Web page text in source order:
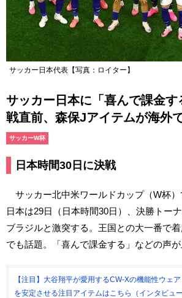
サッカー日本代表【写真：ロイター】
サッカー日本に「喜んで課金
戦直前、森保Jアイテムが海外
サッカーW杯
日本時間30日に決戦
サッカー北中米ワールドカップ（W杯）
日本は29日（日本時間30日）、決勝トー
ブラジルと激突する。王国との大一番で
でも話題。「喜んで課金する」などの声が
【注目】大谷翔平が愛用するCW-Xの機能性ウェ
を安定させる注目アイテムはこちら（インタビュー